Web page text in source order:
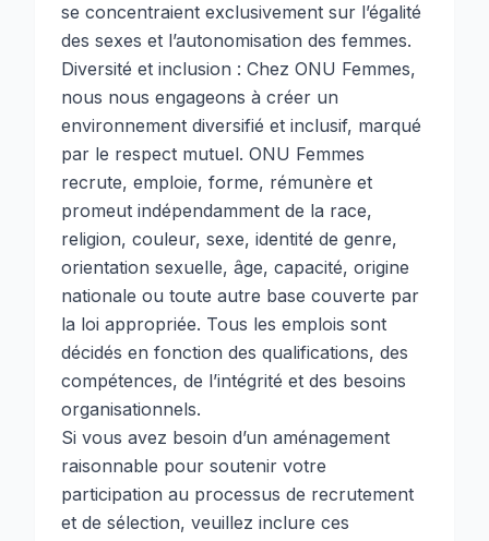
se concentraient exclusivement sur l’égalité
des sexes et l’autonomisation des femmes.
Diversité et inclusion : Chez ONU Femmes,
nous nous engageons à créer un
environnement diversifié et inclusif, marqué
par le respect mutuel. ONU Femmes
recrute, emploie, forme, rémunère et
promeut indépendamment de la race,
religion, couleur, sexe, identité de genre,
orientation sexuelle, âge, capacité, origine
nationale ou toute autre base couverte par
la loi appropriée. Tous les emplois sont
décidés en fonction des qualifications, des
compétences, de l’intégrité et des besoins
organisationnels.
Si vous avez besoin d’un aménagement
raisonnable pour soutenir votre
participation au processus de recrutement
et de sélection, veuillez inclure ces